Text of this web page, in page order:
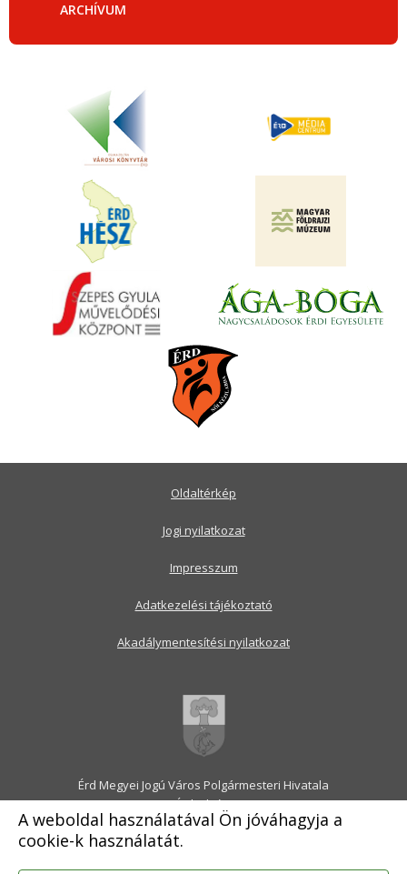
A weboldal használatával Ön jóváhagyja a
cookie-k használatát.
ARCHÍVUM
Érd Megyei Jogú Város Polgármesteri Hivatala
2030 Érd, Alsó utca 1.
Levélcím: 2031 Érd, Pf.: 31
E-mail:onkormanyzat@erd.hu
Telefonközpont:06-23-522-300
Oldaltérkép
Jogi nyilatkozat
Impresszum
Adatkezelési tájékoztató
Akadálymentesítési nyilatkozat